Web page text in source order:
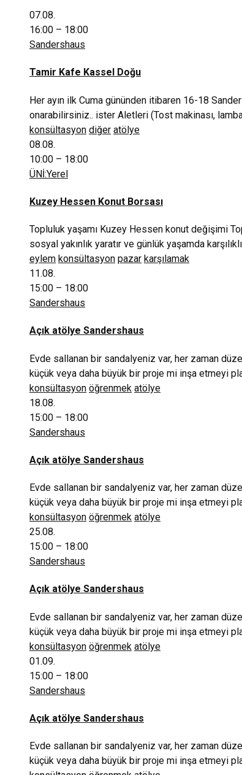
07.08.
16:00 – 18:00
Sandershaus
Tamir Kafe Kassel Doğu
Her ayın ilk Cuma gününden itibaren 16-18
onarabilirsiniz.. ister Aletleri (Tost makinası,
konsültasyon diğer atölye
08.08.
10:00 – 18:00
ÜNİ:Yerel
Kuzey Hessen Konut Borsası
Topluluk yaşamı Kuzey Hessen konut değişimi
sosyal yakınlık yaratır ve günlük yaşamda
eylem konsültasyon pazar karşılamak
11.08.
15:00 – 18:00
Sandershaus
Açık atölye Sandershaus
Evde sallanan bir sandalyeniz var, her zaman
küçük veya daha büyük bir proje mi inşa etmeyi
konsültasyon öğrenmek atölye
18.08.
15:00 – 18:00
Sandershaus
Açık atölye Sandershaus
Evde sallanan bir sandalyeniz var, her zaman
küçük veya daha büyük bir proje mi inşa etmeyi
konsültasyon öğrenmek atölye
25.08.
15:00 – 18:00
Sandershaus
Açık atölye Sandershaus
Evde sallanan bir sandalyeniz var, her zaman
küçük veya daha büyük bir proje mi inşa etmeyi
konsültasyon öğrenmek atölye
01.09.
15:00 – 18:00
Sandershaus
Açık atölye Sandershaus
Evde sallanan bir sandalyeniz var, her zaman
küçük veya daha büyük bir proje mi inşa etmeyi